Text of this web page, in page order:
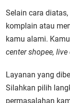
Selain cara
komplain atau
kamu alami.
center shopee, live
Layanan yang
Silahkan pilih
permasalahan